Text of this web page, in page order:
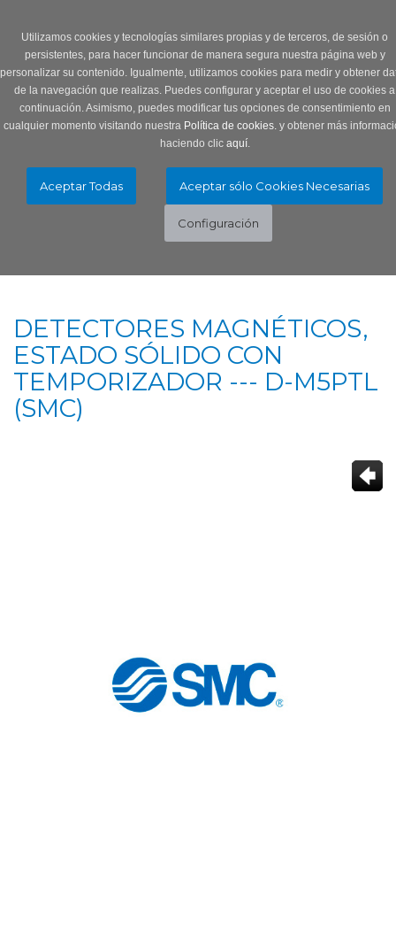
Utilizamos cookies y tecnologías similares propias y de terceros, de sesión o
persistentes, para hacer funcionar de manera segura nuestra página web y
personalizar su contenido. Igualmente, utilizamos cookies para medir y obtener
de la navegación que realizas. Puedes configurar y aceptar el uso de cookies a
continuación. Asimismo, puedes modificar tus opciones de consentimiento en
cualquier momento visitando nuestra Política de cookies.y obtener más
haciendo clic aquí.
DETECTORES MAGNÉTICOS,
ESTADO SÓLIDO CON
TEMPORIZADOR --- D-M5PTL
(SMC)